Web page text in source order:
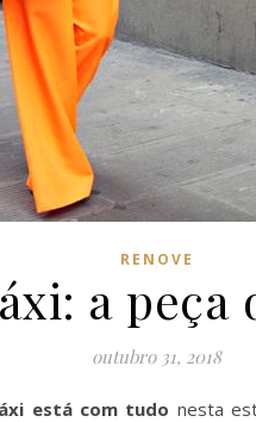
RENOVE
a peça
outubro 31, 2018
está com tudo nesta